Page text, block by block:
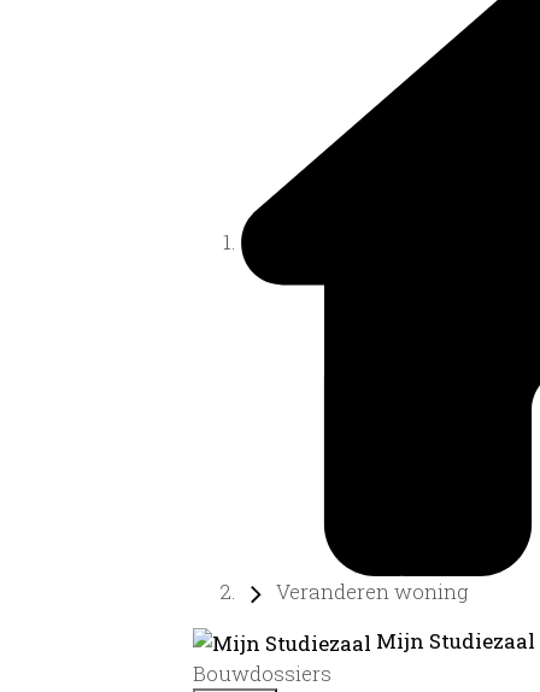
Veranderen woning
Mijn
Bouwdossiers